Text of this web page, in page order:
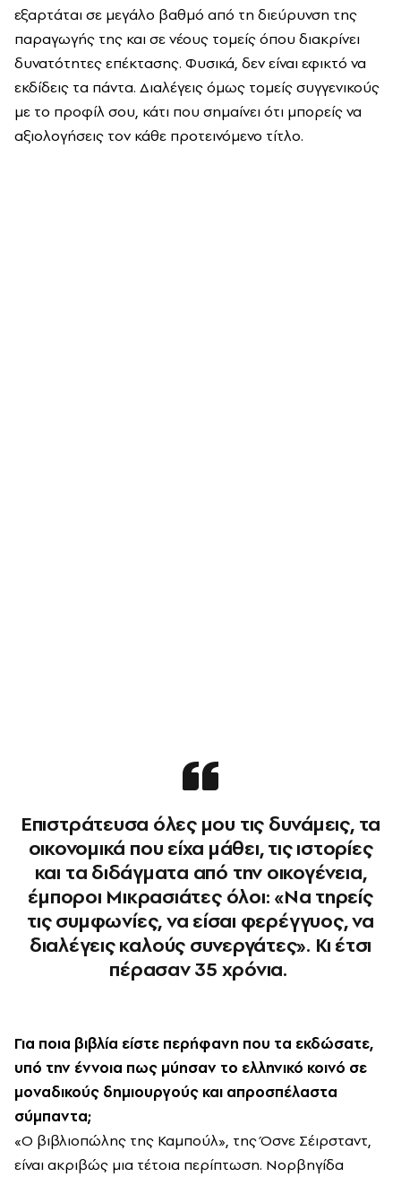
εξαρτάται σε μεγάλο βαθμό από τη διεύρυνση της
παραγωγής της και σε νέους τομείς όπου διακρίνει
δυνατότητες επέκτασης. Φυσικά, δεν είναι εφικτό να
εκδίδεις τα πάντα. Διαλέγεις όμως τομείς συγγενικούς
με το προφίλ σου, κάτι που σημαίνει ότι μπορείς να
αξιολογήσεις τον κάθε προτεινόμενο τίτλο.
Επιστράτευσα όλες μου τις δυνάμεις, τα
οικονομικά που είχα μάθει, τις ιστορίες
και τα διδάγματα από την οικογένεια,
έμποροι Μικρασιάτες όλοι: «Να τηρείς
τις συμφωνίες, να είσαι φερέγγυος, να
διαλέγεις καλούς συνεργάτες». Κι έτσι
πέρασαν 35 χρόνια.
Για ποια βιβλία είστε περήφανη που τα εκδώσατε,
υπό την έννοια πως μύησαν το ελληνικό κοινό σε
μοναδικούς δημιουργούς και απροσπέλαστα
σύμπαντα;
«Ο βιβλιοπώλης της Καμπούλ», της Όσνε Σέιρσταντ,
είναι ακριβώς μια τέτοια περίπτωση. Νορβηγίδα